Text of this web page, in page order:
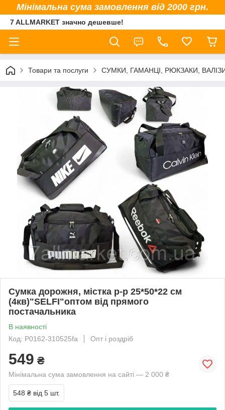
Мінімальна сума замовлення від 2000 грн.
7 ALLMARKET значно дешевше!
Товари та послуги СУМКИ, ГАМАНЦІ, РЮКЗАКИ,
Сумка дорожня, містка р-р 25*50*22 см
(4кв)"SELFI"оптом від прямого
постачальника
В наявності
Код: P0162-310525fa
Опт і роздріб
549 ₴
Мінімальна сума замовлення на сайті — 2 000 ₴
548 ₴ від 5 шт.